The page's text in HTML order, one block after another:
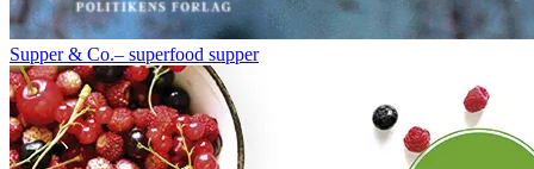
Supper & Co.– superfood supper